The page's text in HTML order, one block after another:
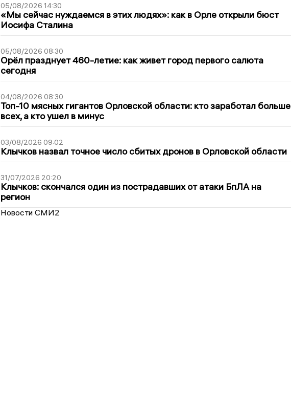
05/08/2026 14:30
«Мы сейчас нуждаемся в этих людях»: как в Орле открыли бюст
Иосифа Сталина
05/08/2026 08:30
Орёл празднует 460-летие: как живет город первого салюта
сегодня
04/08/2026 08:30
Топ-10 мясных гигантов Орловской области: кто заработал больше
всех, а кто ушел в минус
03/08/2026 09:02
Клычков назвал точное число сбитых дронов в Орловской области
31/07/2026 20:20
Клычков: скончался один из пострадавших от атаки БпЛА на
регион
Новости СМИ2